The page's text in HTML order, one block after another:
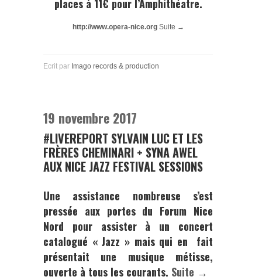
places à 11€ pour l’Amphithéatre.
http://www.opera-nice.org Suite →
Ecrit par Imago records & production
19 novembre 2017
#LIVEREPORT SYLVAIN LUC ET LES
FRÈRES CHEMINARI + SYNA AWEL
AUX NICE JAZZ FESTIVAL SESSIONS
Une assistance nombreuse s’est
pressée aux portes du Forum Nice
Nord pour assister à un concert
catalogué « Jazz »mais qui en fait
présentait une musique métisse,
ouverte à tous les courants. Suite →